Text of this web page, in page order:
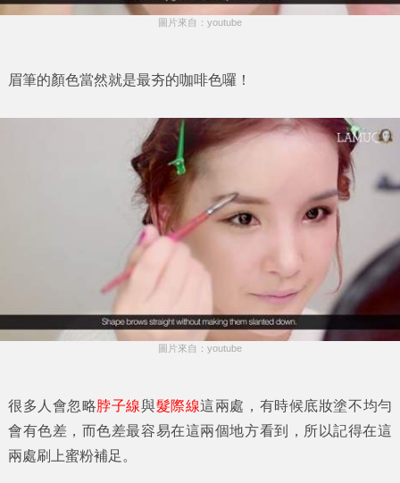
圖片來自：youtube
眉筆的顏色當然就是最夯的咖啡色囉！
圖片來自：youtube
很多人會忽略脖子線與髮際線這兩處，有時候底妝塗不均勻
會有色差，而色差最容易在這兩個地方看到，所以記得在這
兩處刷上蜜粉補足。